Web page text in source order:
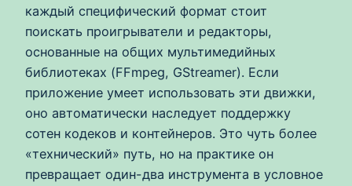
каждый специфический формат стоит
поискать проигрыватели и редакторы,
основанные на общих мультимедийных
библиотеках (FFmpeg, GStreamer). Если
приложение умеет использовать эти движки,
оно автоматически наследует поддержку
сотен кодеков и контейнеров. Это чуть более
«технический» путь, но на практике он
превращает один-двa инструмента в условное